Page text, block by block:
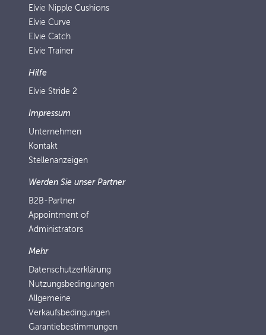
Elvie Nipple Cushions
Elvie Curve
Elvie Catch
Elvie Trainer
Hilfe
Elvie Stride 2
Impressum
Unternehmen
Kontakt
Stellenanzeigen
Werden Sie unser Partner
B2B-Partner
Appointment of
Administrators
Mehr
Datenschutzerklärung
Nutzungsbedingungen
Allgemeine
Verkaufsbedingungen
Garantiebestimmungen